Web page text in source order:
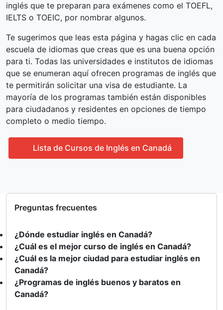
inglés que te preparan para exámenes como el TOEFL,
IELTS o TOEIC, por nombrar algunos.
Te sugerimos que leas esta página y hagas clic en cada
escuela de idiomas que creas que es una buena opción
para ti. Todas las universidades e institutos de idiomas
que se enumeran aquí ofrecen programas de inglés que
te permitirán solicitar una visa de estudiante. La
mayoría de los programas también están disponibles
para ciudadanos y residentes en opciones de tiempo
completo o medio tiempo.
Lista de Cursos de Inglés en Canadá
Preguntas frecuentes
¿Dónde estudiar inglés en Canadá?
¿Cuál es el mejor curso de inglés en Canadá?
¿Cuál es la mejor ciudad para estudiar inglés en
Canadá?
¿Programas de inglés buenos y baratos en
Canadá?